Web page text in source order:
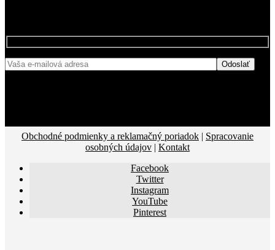
Obchodné podmienky a reklamačný poriadok | Spracovanie
osobných údajov | Kontakt
Facebook
Twitter
Instagram
YouTube
Pinterest